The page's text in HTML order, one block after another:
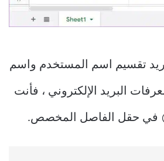
تقسيم اسم المستخدم واسم
البريد الإلكتروني ، فأنت
في حقل الفاصل المخصص.